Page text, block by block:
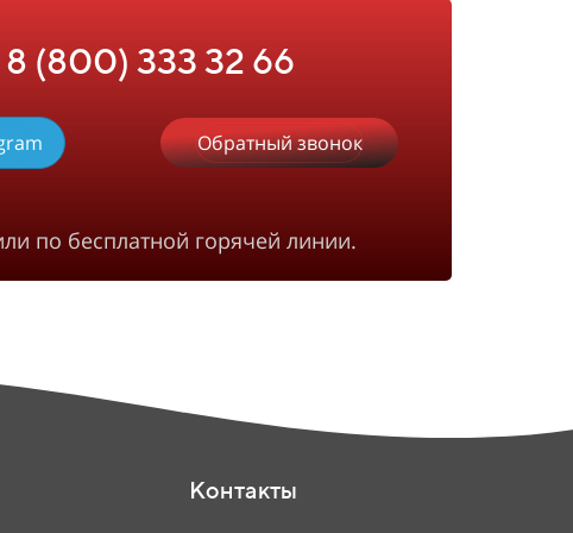
8 (800) 333 32 66
Обратный звонок
по бесплатной горячей линии.
Контакты